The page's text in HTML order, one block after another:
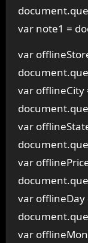
var note1 =
var
var offlineCity
var
var
var offlineDay
var